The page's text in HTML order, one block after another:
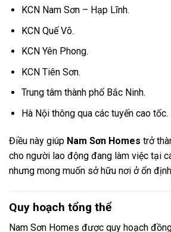
KCN Nam Sơn – Hạp Lĩnh.
KCN Quế Võ.
KCN Yên Phong.
KCN Tiên Sơn.
Trung tâm thành phố Bắc Ninh.
Hà Nội thông qua các tuyến cao tốc.
Điều này giúp Nam Sơn Homes trở
cho người lao động đang làm việc tại
nhưng mong muốn sở hữu nơi ở ổn
Quy hoạch tổng thể
Nam Sơn Homes được quy hoạch